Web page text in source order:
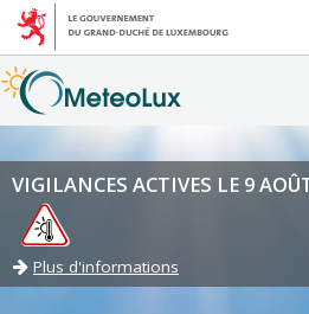
VIGILANCES ACTIVES LE 9
Plus d'informations